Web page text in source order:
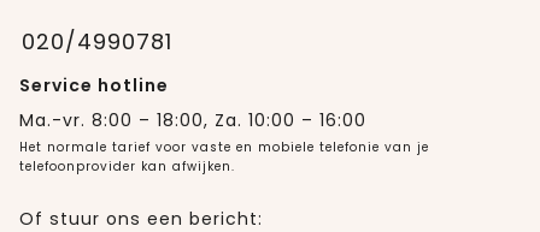
020/4990781
Service hotline
Ma.-vr. 8:00 – 18:00, Za. 10:00 – 16:00
Het normale tarief voor vaste en mobiele telefonie van je
telefoonprovider kan afwijken.
Of stuur ons een bericht: